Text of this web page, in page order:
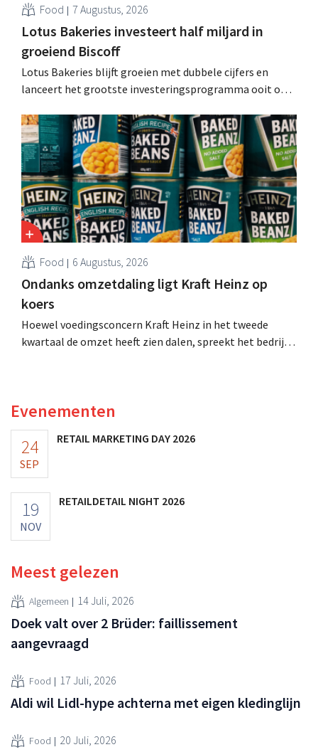
Food 7 Augustus, 2026
Lotus Bakeries investeert half miljard in
groeiend Biscoff
Lotus Bakeries blijft groeien met dubbele cijfers en
lanceert het grootste investeringsprogramma ooit om
moeten dit momentum grijpen”.
Food 6 Augustus, 2026
Ondanks omzetdaling ligt Kraft Heinz op
koers
Hoewel voedingsconcern Kraft Heinz in het tweede
kwartaal de omzet heeft zien dalen, spreekt het bedrijf
Evenementen
24
SEP
RETAIL MARKETING DAY 2026
19
NOV
RETAILDETAIL NIGHT 2026
Meest gelezen
Algemeen 14 Juli, 2026
Doek valt over 2 Brüder: faillissement
aangevraagd
Food 17 Juli, 2026
Aldi wil Lidl-hype achterna met eigen kledinglijn
Food 20 Juli, 2026